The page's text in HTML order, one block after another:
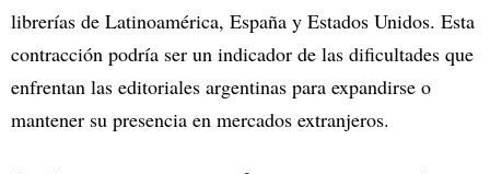
librerías de Latinoamérica, España y Estados Unidos. Esta
contracción podría ser un indicador de las dificultades que
enfrentan las editoriales argentinas para expandirse o
mantener su presencia en mercados extranjeros.